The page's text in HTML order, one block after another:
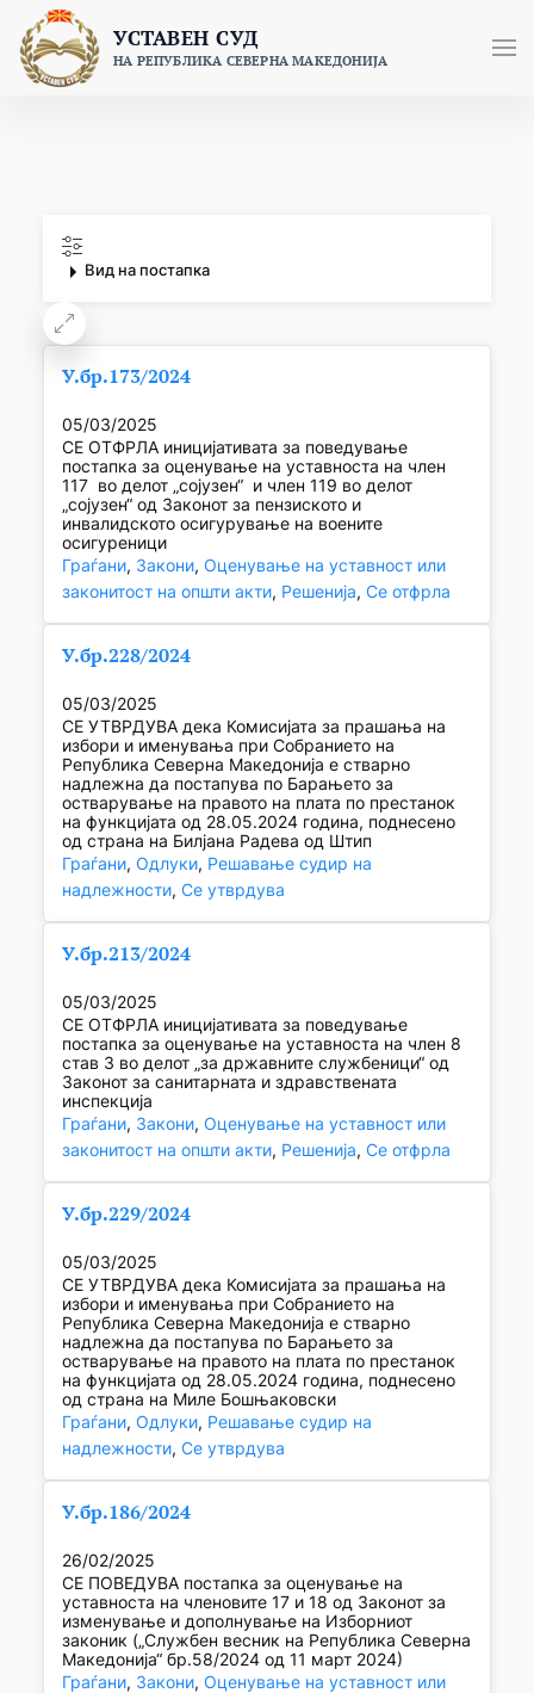
content
УСТАВЕН СУД
НА РЕПУБЛИКА СЕВЕРНА МАКЕДОНИЈА
Вид на постапка
У.бр.173/2024
05/03/2025
СЕ ОТФРЛА иницијативата за поведување
постапка за оценување на уставноста на член
117 во делот „сојузен“ и член 119 во делот
„сојузен“ од Законот за пензиското и
инвалидското осигурување на воените
осигуреници
Граѓани, Закони, Оценување на уставност или
законитост на општи акти, Решенија, Се отфрла
У.бр.228/2024
05/03/2025
СЕ УТВРДУВА дека Комисијата за прашања на
избори и именувања при Собранието на
Република Северна Македонија е стварно
надлежна да постапува по Барањето за
остварување на правото на плата по престанок
на функцијата од 28.05.2024 година, поднесено
од страна на Билјана Радева од Штип
Граѓани, Одлуки, Решавање судир на
надлежности, Се утврдува
У.бр.213/2024
05/03/2025
СЕ ОТФРЛA иницијативата за поведување
постапка за оценување на уставноста на член 8
став 3 во делот „за државните службеници“ од
Законот за санитарната и здравствената
инспекција
Граѓани, Закони, Оценување на уставност или
законитост на општи акти, Решенија, Се отфрла
У.бр.229/2024
05/03/2025
СЕ УТВРДУВА дека Комисијата за прашања на
избори и именувања при Собранието на
Република Северна Македонија е стварно
надлежна да постапува по Барањето за
остварување на правото на плата по престанок
на функцијата од 28.05.2024 година, поднесено
од страна на Миле Бошњаковски
Граѓани, Одлуки, Решавање судир на
надлежности, Се утврдува
У.бр.186/2024
26/02/2025
СЕ ПОВЕДУВА постапка за оценување на
уставноста на членовите 17 и 18 од Законот за
изменување и дополнување на Изборниот
законик („Службен весник на Република Северна
Македонија“ бр.58/2024 од 11 март 2024)
Граѓани, Закони, Оценување на уставност или